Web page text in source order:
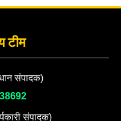
टीम
संपादक)
संपादक)